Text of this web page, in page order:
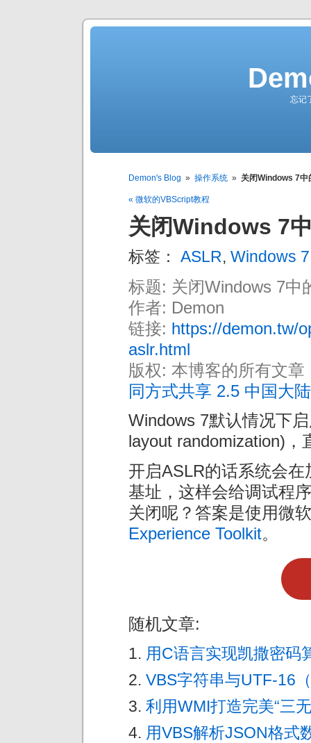
忘记
Demon's Blog » 操作系统 » 关闭Windows 7中
« 微软的VBScript教程
关闭Windows 7
标签： ASLR, Windows 7
标题: 关闭Windows 7中
作者: Demon
链接: https://demon.tw/
aslr.html
版权: 本博客的所有文章
同方式共享 2.5 中国大陆
Windows 7默认情况下
layout randomization)
开启ASLR的话系统会
基址，这样会给调试程
关闭呢？答案是使用微
Experience Toolkit。
随机文章:
用C语言实现凯撒密码
VBS字符串与UTF-16
利用WMI打造完美“三
用VBS解析JSON格式